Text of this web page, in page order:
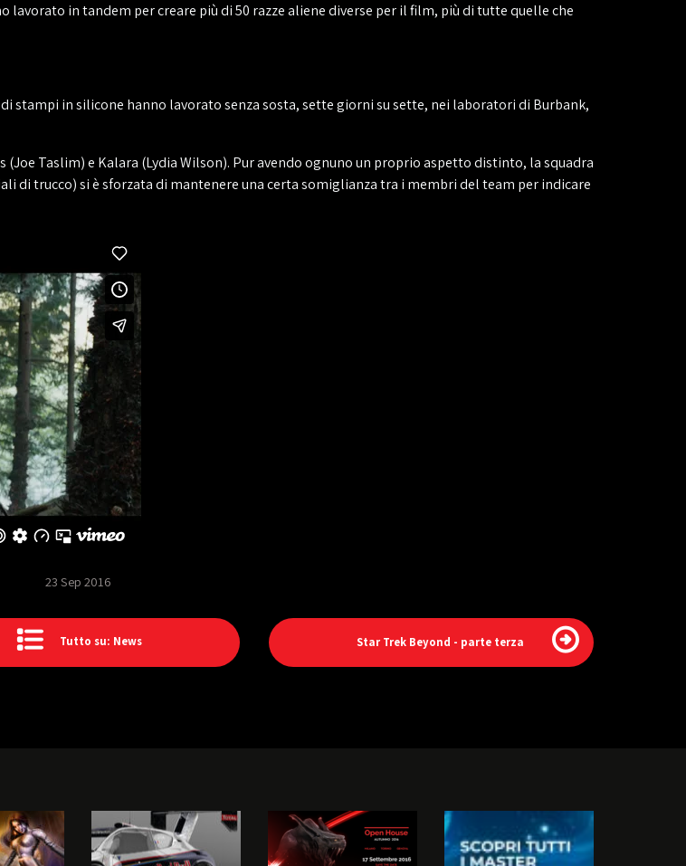
in tandem per creare più di 50 razze aliene diverse per il film, più di tutte quelle che
in silicone hanno lavorato senza sosta, sette giorni su sette, nei laboratori di Burbank,
Taslim) e Kalara (Lydia Wilson). Pur avendo ognuno un proprio aspetto distinto, la squadra
di trucco) si è sforzata di mantenere una certa somiglianza tra i membri del team per indicare
23 Sep 2016
Tutto su: News Star Trek Beyond - parte terza